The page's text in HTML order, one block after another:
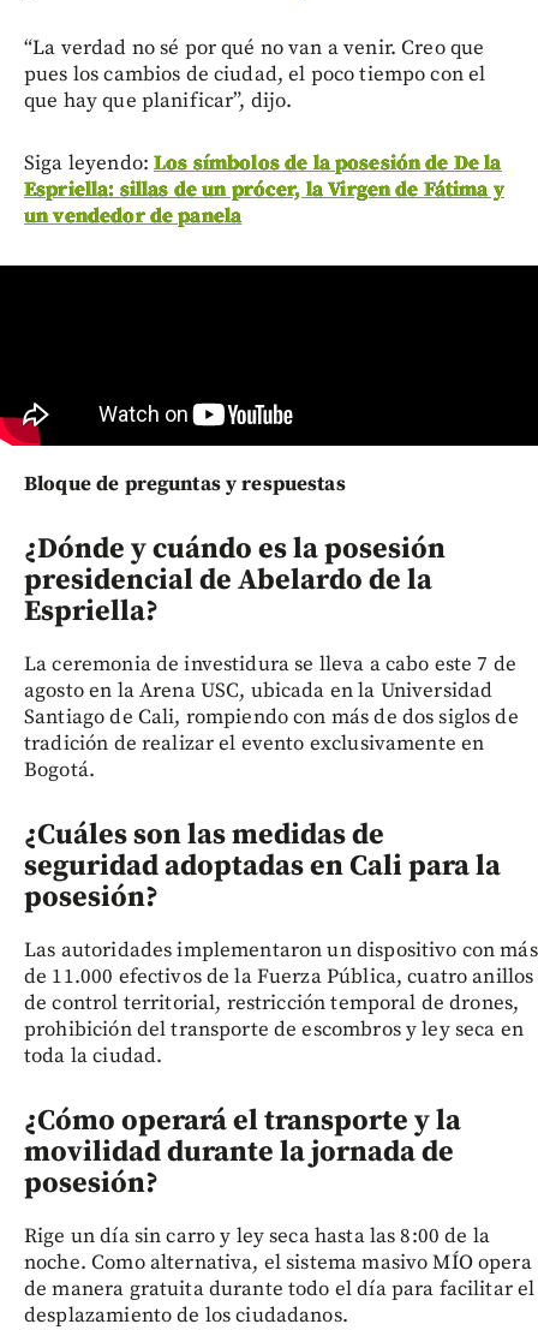
“La verdad no sé por qué no van a venir. Creo que
pues los cambios de ciudad, el poco tiempo con el
que hay que planificar”, dijo.
Siga leyendo:Los símbolos de la posesión de De la
Espriella: sillas de un prócer, la Virgen de Fátima y
un vendedor de panela
Bloque de preguntas y respuestas
¿Dónde y cuándo es la posesión
presidencial de Abelardo de la
Espriella?
La ceremonia de investidura se lleva a cabo este 7 de
agosto en la Arena USC, ubicada en la Universidad
Santiago de Cali, rompiendo con más de dos siglos de
tradición de realizar el evento exclusivamente en
Bogotá.
¿Cuáles son las medidas de
seguridad adoptadas en Cali para la
posesión?
Las autoridades implementaron un dispositivo con más
de 11.000 efectivos de la Fuerza Pública, cuatro anillos
de control territorial, restricción temporal de drones,
prohibición del transporte de escombros y ley seca en
toda la ciudad.
¿Cómo operará el transporte y la
movilidad durante la jornada de
posesión?
Rige un día sin carro y ley seca hasta las 8:00 de la
noche. Como alternativa, el sistema masivo MÍO opera
de manera gratuita durante todo el día para facilitar el
desplazamiento de los ciudadanos.